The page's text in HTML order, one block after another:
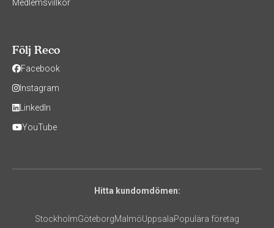
Medlemsvillkor
Följ Reco
Facebook
Instagram
LinkedIn
YouTube
Hitta kundomdömen:
StockholmGöteborgMalmöUppsalaPopulära företag